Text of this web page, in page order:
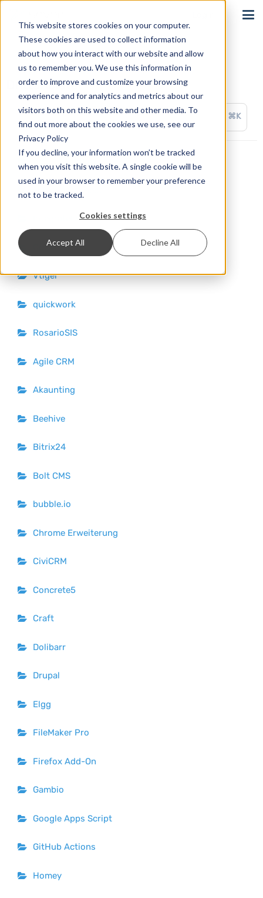
This website stores cookies on your computer.
These cookies are used to collect information
about how you interact with our website and allow
us to remember you. We use this information in
order to improve and customize your browsing
experience and for analytics and metrics about our
visitors both on this website and other media. To
find out more about the cookies we use, see our
Privacy Policy
If you decline, your information won’t be tracked
when you visit this website. A single cookie will be
used in your browser to remember your preference
not to be tracked.
Cookies settings
Accept All Decline All
Drittanbieter
⌘K
ActiveWorkflow
appypie Connect
OctoPrint
Vtiger
quickwork
RosarioSIS
Agile CRM
Akaunting
Beehive
Bitrix24
Bolt CMS
bubble.io
Chrome Erweiterung
CiviCRM
Concrete5
Craft
Dolibarr
Drupal
Elgg
FileMaker Pro
Firefox Add-On
Gambio
Google Apps Script
GitHub Actions
Homey